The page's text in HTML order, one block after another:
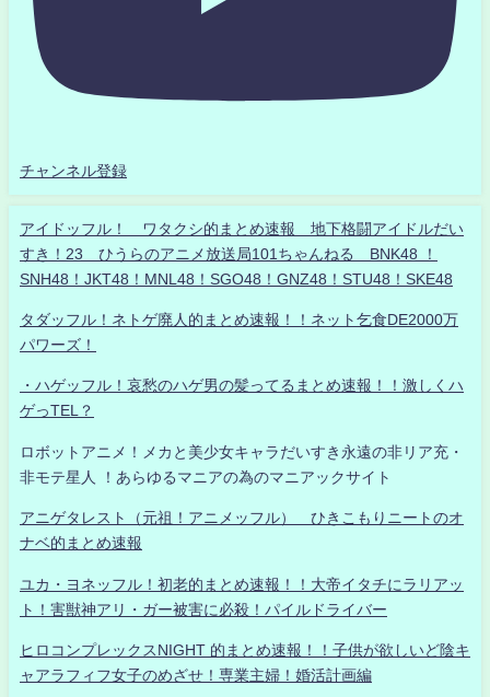
チャンネル登録
アイドッフル！ ワタクシ的まとめ速報 地下格闘アイドルだい
すき！23 ひうらのアニメ放送局101ちゃんねる BNK48 ！
SNH48！JKT48！MNL48！SGO48！GNZ48！STU48！SKE48
タダッフル！ネトゲ廃人的まとめ速報！！ネット乞食DE2000万
パワーズ！
・ハゲッフル！哀愁のハゲ男の髪ってるまとめ速報！！激しくハ
ゲっTEL？
ロボットアニメ！メカと美少女キャラだいすき永遠の非リア充・
非モテ星人 ！あらゆるマニアの為のマニアックサイト
アニゲタレスト（元祖！アニメッフル） ひきこもりニートのオ
ナベ的まとめ速報
ユカ・ヨネッフル！初老的まとめ速報！！大帝イタチにラリアッ
ト！害獣神アリ・ガー被害に必殺！パイルドライバー
ヒロコンプレックスNIGHT 的まとめ速報！！子供が欲しいど陰キ
ャアラフィフ女子のめざせ！専業主婦！婚活計画編